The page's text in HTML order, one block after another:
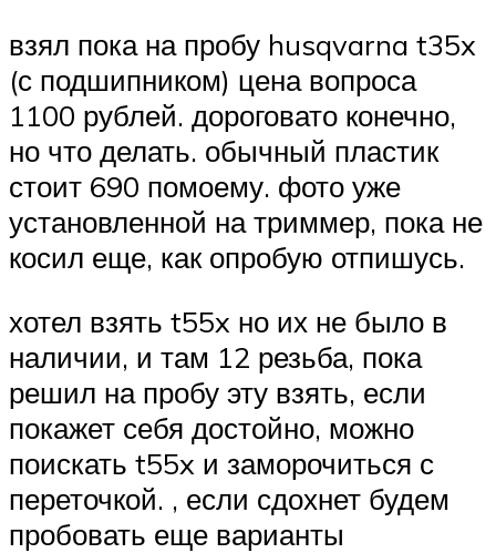
взял пока на пробу husqvarna t35x
(с подшипником) цена вопроса
1100 рублей. дороговато конечно,
но что делать. обычный пластик
стоит 690 помоему. фото уже
установленной на триммер, пока не
косил еще, как опробую отпишусь.
хотел взять t55x но их не было в
наличии, и там 12 резьба, пока
решил на пробу эту взять, если
покажет себя достойно, можно
поискать t55x и заморочиться с
переточкой. , если сдохнет будем
пробовать еще варианты